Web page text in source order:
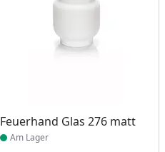
Feuerhand Glas 276 matt
Produkt am Lager
Am Lager